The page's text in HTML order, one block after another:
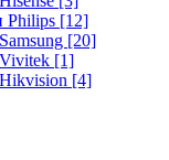
Philips [12]
[20]
[1]
[4]